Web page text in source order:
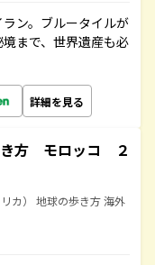
ン。ブルータイルが
まで、世界遺産も必
詳細を見る
方 モロッコ ２
カ） 地球の歩き方 海外